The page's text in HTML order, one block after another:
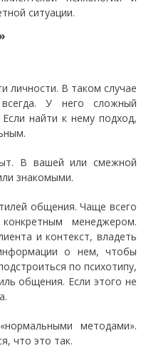
ситуации.
личности. В таком случае
У него сложный
найти к нему подход,
В вашей или смежной
знакомыми.
общения. Чаще всего
менеджером.
и контекст, владеть
о нем, чтобы
по психотипу,
общения. Если этого не
методами».
что это так.